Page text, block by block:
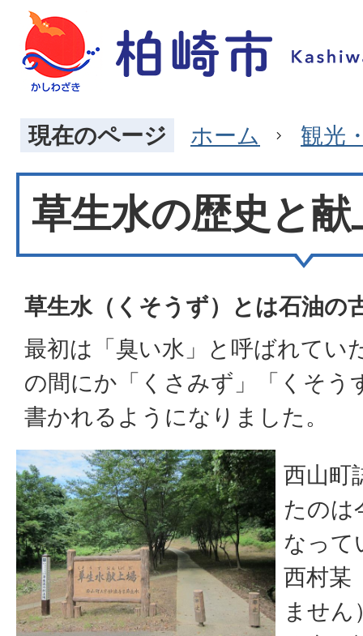
現在のページ ホーム 観光
草生水の歴史と献
草生水（くそうず）とは石油の
最初は「臭い水」と呼ばれてい
の間にか「くさみず」「くそう
書かれるようになりました。
西山町
たのは
なって
西村某
ません